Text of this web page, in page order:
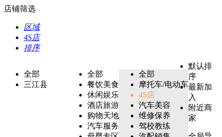
店铺筛选
区域
4S店
排序
全部
三江县
全部
餐饮美食
休闲娱乐
酒店旅游
购物天地
汽车服务
全部
摩托车/电动车
4S店
汽车美容
维修保养
驾校教练
默认排
序
最新加
入
附近商
家